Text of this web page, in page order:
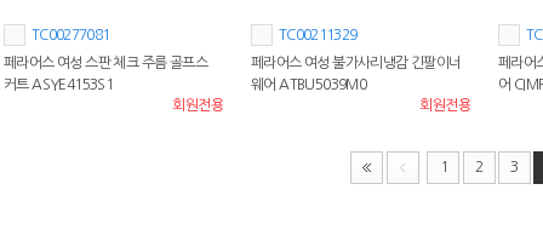
TC00277081
페라어스 여성 스판 체크 주름 골프스
커트 ASYE4153S1
회원전용
TC00211329
페라어스 여성 불가사리냉감 긴팔이너
웨어 ATBU5039M0
회원전용
페라어
어
1 2 3